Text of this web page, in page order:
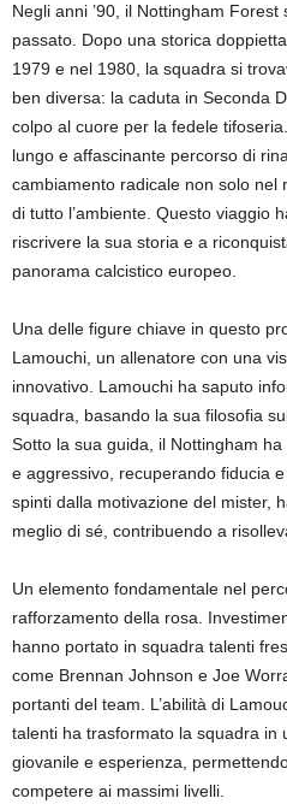
Negli anni ’90, il Nottingham
passato. Dopo una storica
1979 e nel 1980, la squadra si
ben diversa: la caduta in Seconda
colpo al cuore per la fedele
lungo e affascinante percorso di
cambiamento radicale non solo nel
di tutto l’ambiente. Questo viaggio
riscrivere la sua storia e a
panorama calcistico europeo.
Una delle figure chiave in questo
Lamouchi, un allenatore con una
innovativo. Lamouchi ha saputo
squadra, basando la sua filosofia
Sotto la sua guida, il Nottingham
e aggressivo, recuperando fiducia
spinti dalla motivazione del mister,
meglio di sé, contribuendo a
Un elemento fondamentale nel
rafforzamento della rosa.
hanno portato in squadra talenti
come Brennan Johnson e Joe
portanti del team. L’abilità di
talenti ha trasformato la squadra in
giovanile e esperienza,
competere ai massimi livelli.